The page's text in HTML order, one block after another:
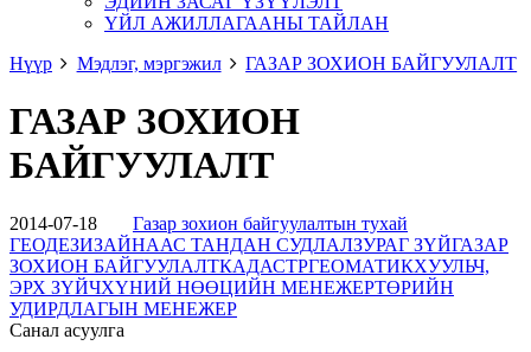
ҮЙЛ АЖИЛЛАГААНЫ ТАЙЛАН
Нүүр
Мэдлэг, мэргэжил ГАЗАР ЗОХИОН БАЙГУУЛАЛТ
ГАЗАР ЗОХИОН
БАЙГУУЛАЛТ
2014-07-18
Газар зохион байгуулалтын тухай
ГЕОДЕЗИЗАЙНААС ТАНДАН СУДЛАЛЗУРАГ ЗҮЙГАЗАР
ЗОХИОН БАЙГУУЛАЛТКАДАСТРГЕОМАТИКХУУЛЬЧ,
ЭРХ ЗҮЙЧХҮНИЙ НӨӨЦИЙН МЕНЕЖЕРТӨРИЙН
УДИРДЛАГЫН МЕНЕЖЕР
Санал асуулга